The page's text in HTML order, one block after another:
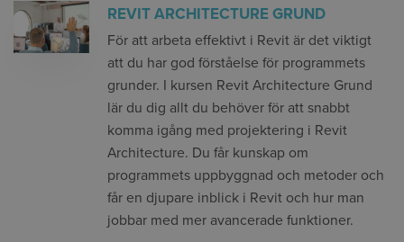
REVIT ARCHITECTURE GRUND
För att arbeta effektivt i Revit är det viktigt
att du har god förståelse för programmets
grunder. I kursen Revit Architecture Grund
lär du dig allt du behöver för att snabbt
komma igång med projektering i Revit
Architecture. Du får kunskap om
programmets uppbyggnad och metoder och
får en djupare inblick i Revit och hur man
jobbar med mer avancerade funktioner.